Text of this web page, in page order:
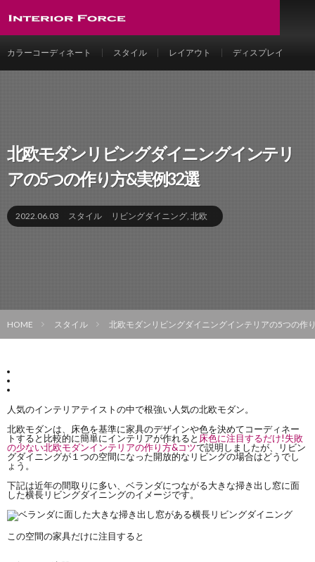
カラーコーディネート スタイル レイアウト ディスプレイ
北欧モダンリビングダイニングインテリ
アの5つの作り方&実例32選
2022.06.03 スタイル リビングダイニング, 北欧
HOME スタイル 北欧モダンリビングダイニングインテリアの5つの作
人気のインテリアテイストの中で根強い人気の北欧モダン。
北欧モダンは、床色を基準に家具のデザインや色を決めてコーディネー
トすると比較的に簡単にインテリアが作れると 床色に注目するだけ!失敗
の少ない北欧モダンインテリアの作り方&コツで説明しましたが、リビン
グダイニングが１つの空間になった開放的なリビングの場合はどうでし
ょう。
下記は近年の間取りに多い、ベランダにつながる大きな掃き出し窓に面
した横長リビングダイニングのイメージです。
この空間の家具だけに注目すると